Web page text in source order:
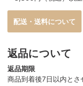
配送・送料について
返品について
返品期限
商品到着後7日以内とさ